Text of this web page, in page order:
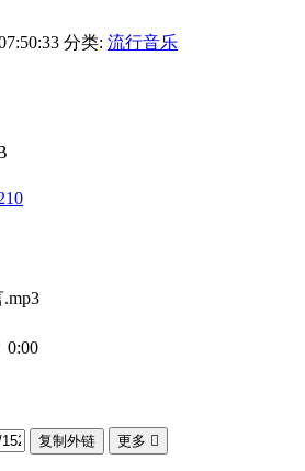
分类: 流行音乐
0:00
复制外链 更多 